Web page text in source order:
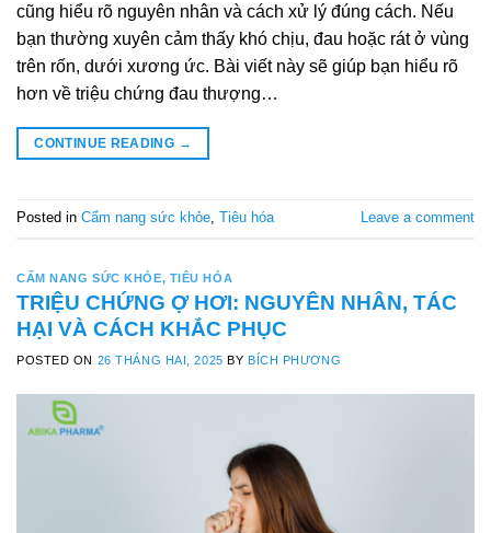
cũng hiểu rõ nguyên nhân và cách xử lý đúng cách. Nếu
bạn thường xuyên cảm thấy khó chịu, đau hoặc rát ở vùng
trên rốn, dưới xương ức. Bài viết này sẽ giúp bạn hiểu rõ
hơn về triệu chứng đau thượng…
CONTINUE READING →
Posted in Cẩm nang sức khỏe, Tiêu hóa Leave a comment
CẨM NANG SỨC KHỎE, TIÊU HÓA
TRIỆU CHỨNG Ợ HƠI: NGUYÊN NHÂN, TÁC
HẠI VÀ CÁCH KHẮC PHỤC
POSTED ON 26 THÁNG HAI, 2025 BY BÍCH PHƯƠNG